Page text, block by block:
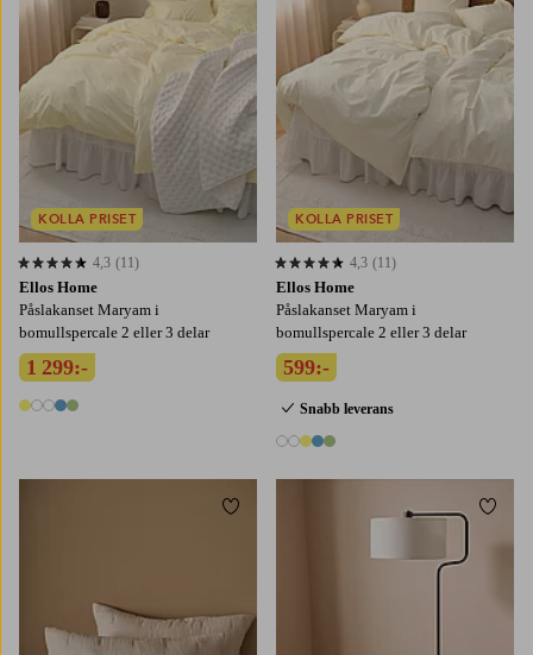
Ellos Home
Påslakanset Maryam i
bomullspercale 2 eller 3 delar
1 299:-
5 färger
4,3 baserat på 11 st betyg
4,3 (11)
KOLLA PRISET
Ellos Home
Påslakanset Maryam i
bomullspercale 2 eller 3 delar
599:-
Snabb leverans
5 färger
4,3 baserat på 11 st betyg
4,3 (11)
KOLLA PRISET
Lägg till i favoriter